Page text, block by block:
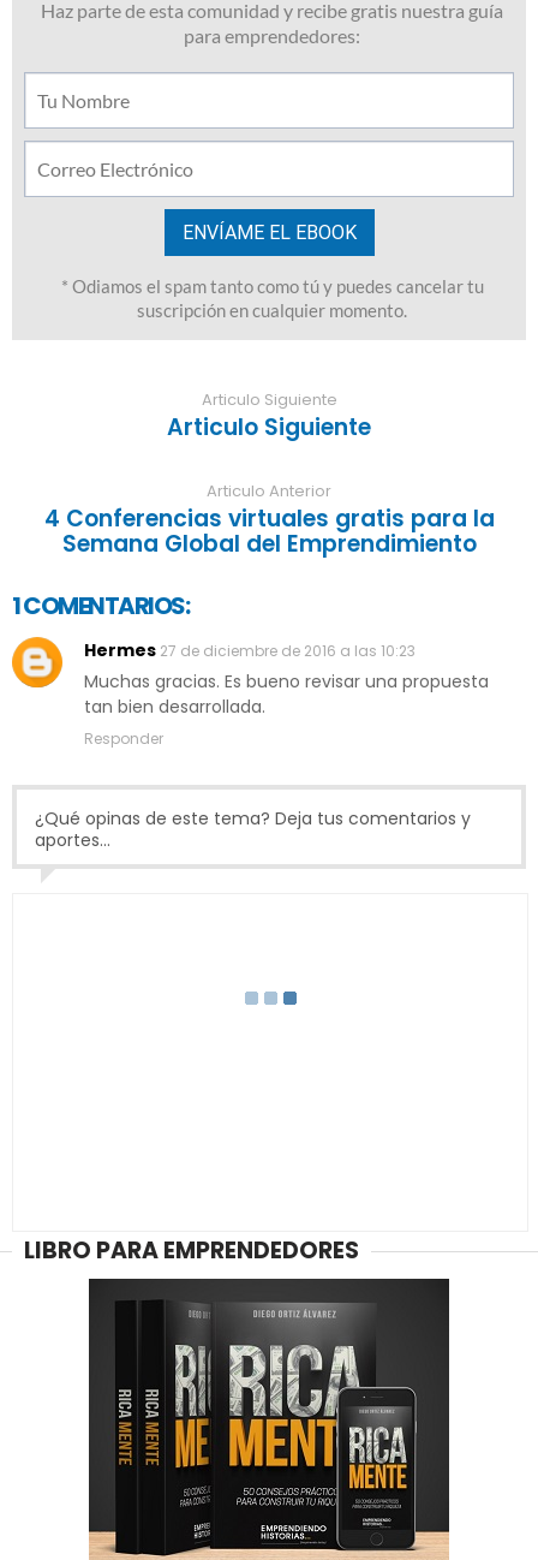
Articulo Siguiente
Articulo Siguiente
Articulo Anterior
4 Conferencias virtuales gratis para la
Semana Global del Emprendimiento
1 COMENTARIOS:
Hermes 27 de diciembre de 2016 a las 10:23
Muchas gracias. Es bueno revisar una propuesta
tan bien desarrollada.
Responder
¿Qué opinas de este tema? Deja tus comentarios y
aportes...
LIBRO PARA EMPRENDEDORES